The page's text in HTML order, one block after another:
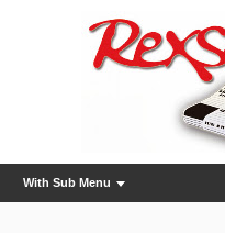
With Sub Menu